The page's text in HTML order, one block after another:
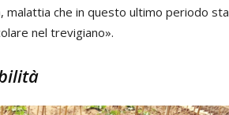
malattia che in questo ultimo periodo sta
nel trevigiano».